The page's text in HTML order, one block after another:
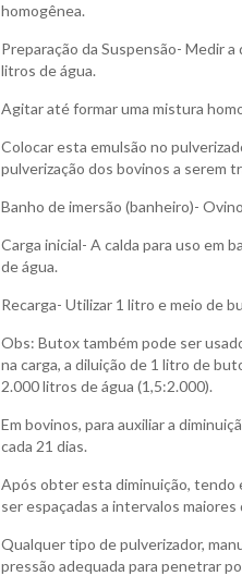
homogênea.
Preparação da Suspensão- Medir
litros de água.
Agitar até formar uma mistura
Colocar esta emulsão no
pulverização dos bovinos a serem
Banho de imersão (banheiro)-
Carga inicial- A calda para uso em
de água.
Recarga- Utilizar 1 litro e meio de
Obs: Butox também pode ser
na carga, a diluição de 1 litro de
2.000 litros de água (1,5:2.000).
Em bovinos, para auxiliar a
cada 21 dias.
Após obter esta diminuição, tendo
ser espaçadas a intervalos maiores
Qualquer tipo de pulverizador,
pressão adequada para penetrar